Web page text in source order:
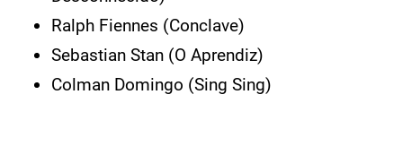
Ralph Fiennes (Conclave)
Sebastian Stan (O Aprendiz)
Colman Domingo (Sing Sing)